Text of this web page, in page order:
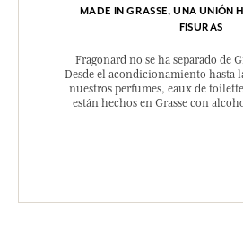
MADE IN GRASSE, UNA UNIÓN
FISURAS
Fragonard no se ha separado de
Desde el acondicionamiento hasta
nuestros perfumes, eaux de
están hechos en Grasse con